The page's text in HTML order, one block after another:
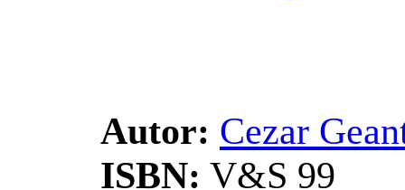
Autor: Cezar
ISBN: V&S 99